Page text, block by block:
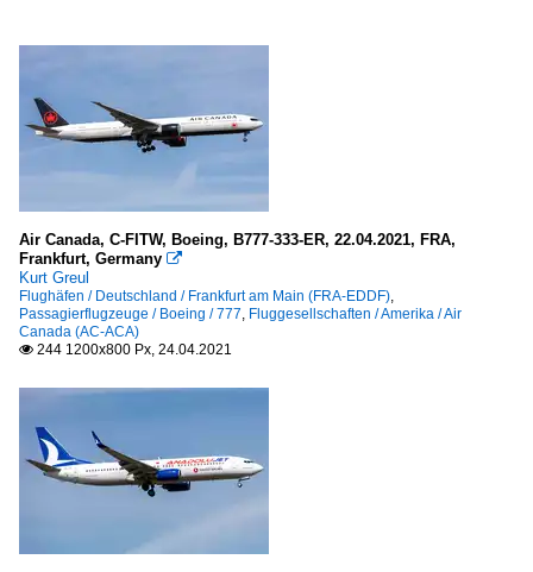
Air Canada, C-FITW, Boeing, B777-333-ER, 22.04.2021, FRA,
Frankfurt, Germany 
Kurt Greul
Flughäfen / Deutschland / Frankfurt am Main (FRA-EDDF),
Passagierflugzeuge / Boeing / 777, Fluggesellschaften / Amerika / Air
Canada (AC-ACA)
 244 1200x800 Px, 24.04.2021